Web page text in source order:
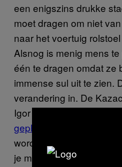
een enigszins drukke
moet dragen om niet
naar het voertuig
Alsnog is menig mens
één te dragen omdat ze
immense sul uit te zien.
verandering in. De
Igor Mitin heeft een lading
gephotoshopte helmen
worden deze snel in
je met een gepiercde